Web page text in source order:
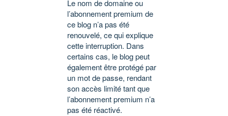
Le nom de domaine ou
l’abonnement premium de
ce blog n’a pas été
renouvelé, ce qui explique
cette interruption. Dans
certains cas, le blog peut
également être protégé par
un mot de passe, rendant
son accès limité tant que
l’abonnement premium n’a
pas été réactivé.